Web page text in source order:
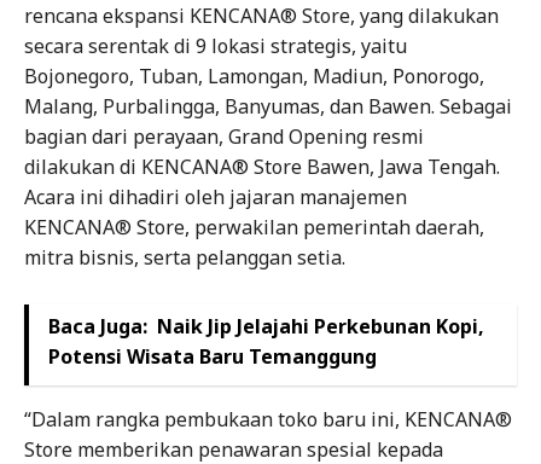
rencana ekspansi KENCANA® Store, yang dilakukan
secara serentak di 9 lokasi strategis, yaitu
Bojonegoro, Tuban, Lamongan, Madiun, Ponorogo,
Malang, Purbalingga, Banyumas, dan Bawen. Sebagai
bagian dari perayaan, Grand Opening resmi
dilakukan di KENCANA® Store Bawen, Jawa Tengah.
Acara ini dihadiri oleh jajaran manajemen
KENCANA® Store, perwakilan pemerintah daerah,
mitra bisnis, serta pelanggan setia.
Baca Juga: Naik Jip Jelajahi Perkebunan Kopi,
Potensi Wisata Baru Temanggung
“Dalam rangka pembukaan toko baru ini, KENCANA®
Store memberikan penawaran spesial kepada